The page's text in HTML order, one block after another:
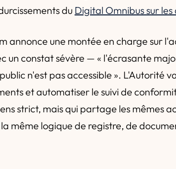
du Digital Omnibus sur
annonce une montée en charge sur
un constat sévère — « l'écrasante
n'est pas accessible ». L'Autorité
et automatiser le suivi de
strict, mais qui partage les mêmes
même logique de registre, de